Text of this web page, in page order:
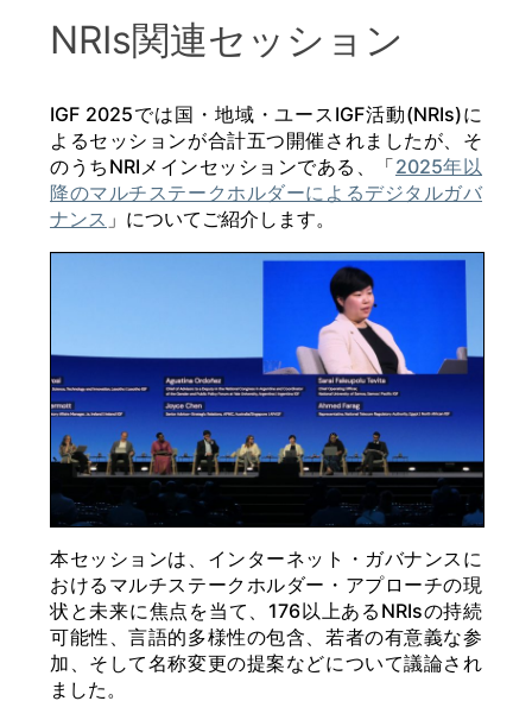
NRIs関連セッション
IGF 2025では国・地域・ユースIGF活動(NRIs)に
よるセッションが合計五つ開催されましたが、そ
のうちNRIメインセッションである、「2025年以
降のマルチステークホルダーによるデジタルガバ
ナンス 」についてご紹介します。
本セッションは、インターネット・ガバナンスに
おけるマルチステークホルダー・アプローチの現
状と未来に焦点を当て、176以上あるNRIsの持続
可能性、言語的多様性の包含、若者の有意義な参
加、そして名称変更の提案などについて議論され
ました。